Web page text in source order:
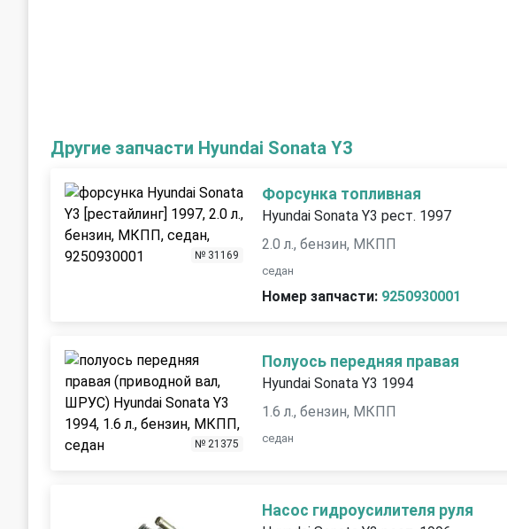
Другие запчасти Hyundai Sonata Y3
№ 31169
Форсунка топливная
Hyundai Sonata Y3 рест. 1997
2.0 л., бензин, МКПП
седан
Номер запчасти: 9250930001
№ 21375
Полуось передняя правая
Hyundai Sonata Y3 1994
1.6 л., бензин, МКПП
седан
Насос гидроусилителя руля